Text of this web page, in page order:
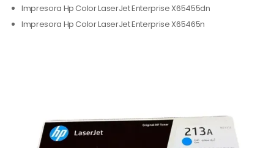
Impresora Hp Color LaserJet Enterprise X65455dn
Impresora Hp Color LaserJet Enterprise X65465n